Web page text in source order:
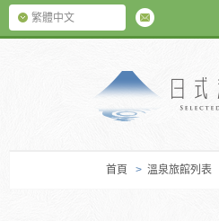
繁體中文
首頁 > 溫泉旅館列表